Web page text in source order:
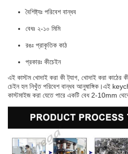
বৈশিষ্ট্যঃ পরিবেশ বান্ধব
বেধঃ ২-১০ মিমি
রঙঃ প্রাকৃতিক কাঠ
প্রকারঃ কীচেইন
এই কাস্টম খোদাই করা কী ট্যাগ, খোদাই করা কাঠের
চেইন হল নিখুঁত পরিবেশ বান্ধব আনুষাঙ্গিক।এই
কাস্টমাইজ করা যেতে পারে একটি বেধ 2-10mm থেকে